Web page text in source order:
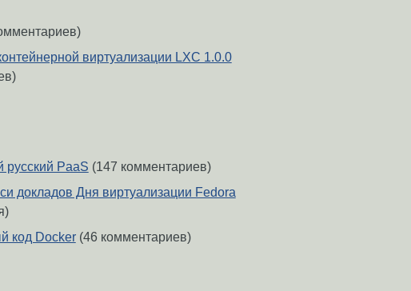
виртуализации LXC 1.0.0
PaaS (147 комментариев)
докладов Дня виртуализации Fedora
код Docker(46 комментариев)